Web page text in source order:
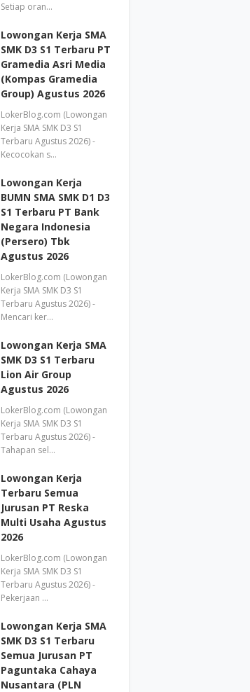
Setiap oran…
Lowongan Kerja SMA
SMK D3 S1 Terbaru PT
Gramedia Asri Media
(Kompas Gramedia
Group) Agustus 2026
LokerBlog.com (Lowongan
Kerja SMA SMK D3 S1
Terbaru Agustus 2026) -
Kecocokan s…
Lowongan Kerja
BUMN SMA SMK D1 D3
S1 Terbaru PT Bank
Negara Indonesia
(Persero) Tbk
Agustus 2026
LokerBlog.com (Lowongan
Kerja SMA SMK D3 S1
Terbaru Agustus 2026) -
Mencari ker…
Lowongan Kerja SMA
SMK D3 S1 Terbaru
Lion Air Group
Agustus 2026
LokerBlog.com (Lowongan
Kerja SMA SMK D3 S1
Terbaru Agustus 2026) -
Tahapan sel…
Lowongan Kerja
Terbaru Semua
Jurusan PT Reska
Multi Usaha Agustus
2026
LokerBlog.com (Lowongan
Kerja SMA SMK D3 S1
Terbaru Agustus 2026) -
Pekerjaan …
Lowongan Kerja SMA
SMK D3 S1 Terbaru
Semua Jurusan PT
Paguntaka Cahaya
Nusantara (PLN